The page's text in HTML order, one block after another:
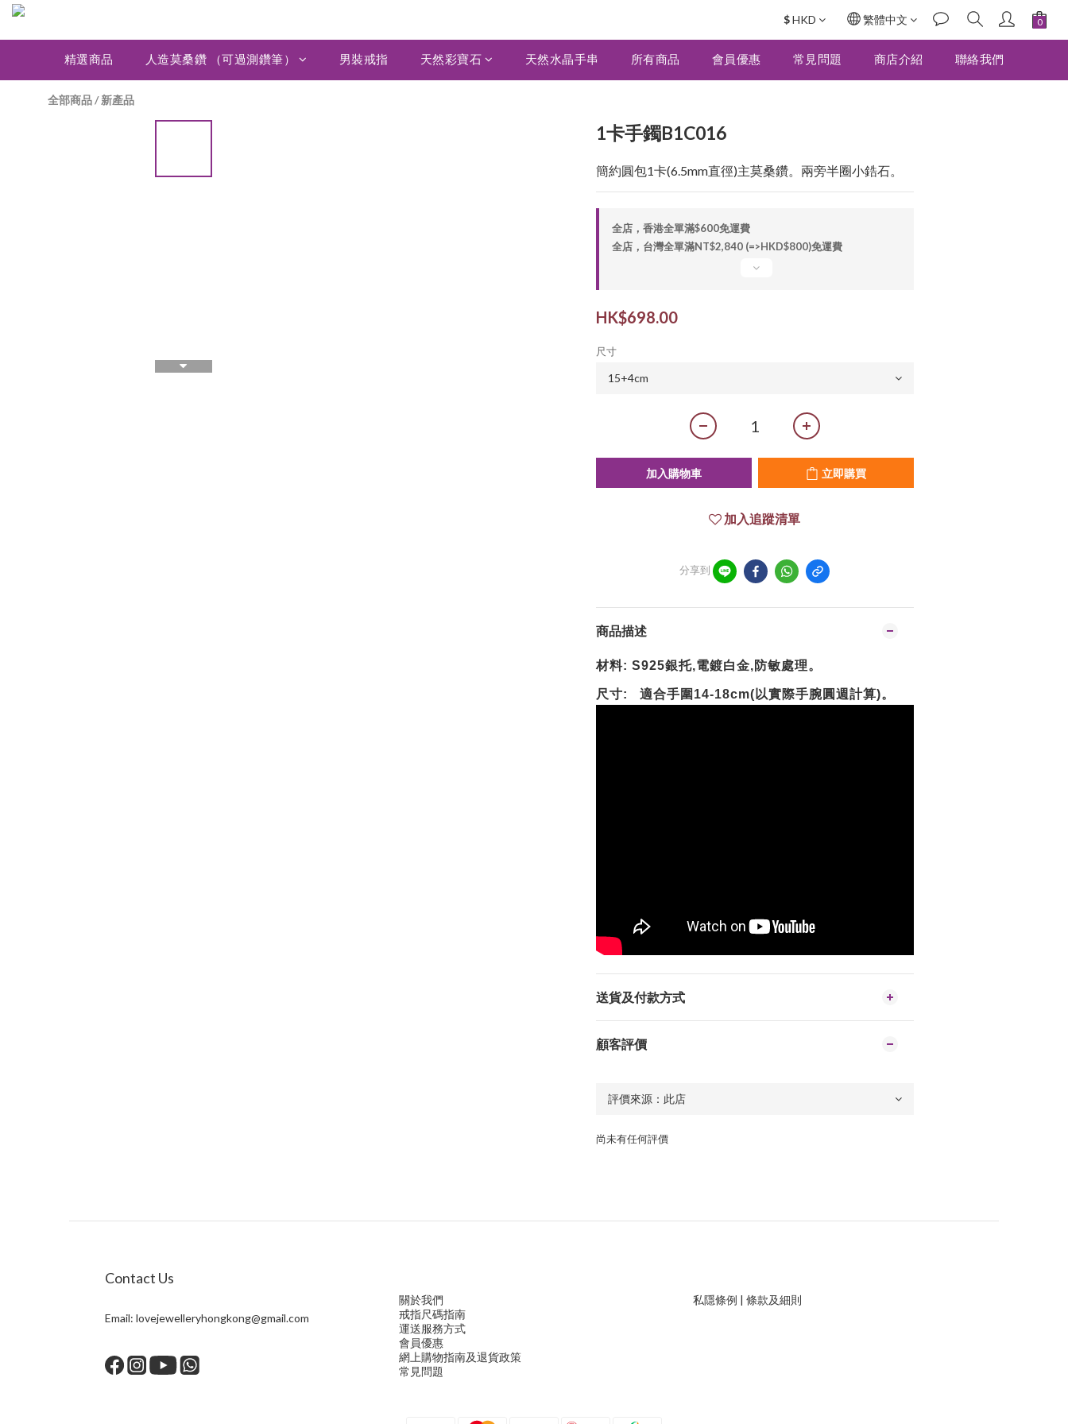
$HKD 繁體中文
精選商品 人造莫桑鑽 （可過測鑽筆） 男裝戒指 天然彩寶石 天然水晶手串 所有商品 會員優惠 常見問題 商店介紹 聯絡我們
全部商品/新產品
1卡手鐲B1C016
簡約圓包1卡(6.5mm直徑)主莫桑鑽。兩旁半圈小鋯石。
全店，香港全單滿$600免運費
全店，台灣全單滿NT$2,840 (=>HKD$800)免運費
HK$698.00
尺寸
加入購物車 立即購買
加入追蹤清單
分享到
商品描述
材料: S925銀托,電鍍白金,防敏處理。
尺寸: 適合手圍14-18cm(以實際手腕圓週計算)。
送貨及付款方式
顧客評價
尚未有任何評價
立即購買
Contact Us
Email: lovejewelleryhongkong@gmail.com
關於我們
戒指尺碼指南
運送服務方式
會員優惠
網上購物指南及退貨政策
常見問題
私隱條例 | 條款及細則